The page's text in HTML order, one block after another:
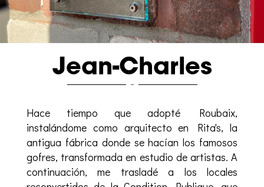
Jean-Charles
Hace tiempo que adopté Roubaix,
instalándome como arquitecto en Rita's, la
antigua fábrica donde se hacían los famosos
gofres, transformada en estudio de artistas. A
continuación, me trasladé a los locales